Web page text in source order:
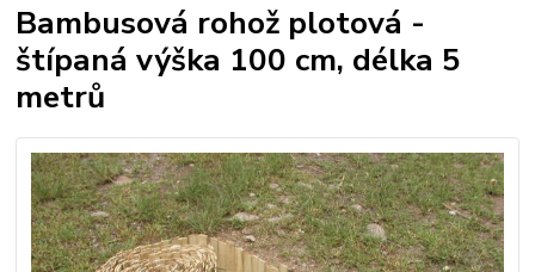
Bambusová rohož plotová -
štípaná výška 100 cm, délka 5
metrů